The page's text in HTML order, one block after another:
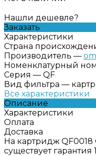
Нашли дешевле?
Заказать
Характеристики
Страна
Производитель —
Номенклатурный
Серия — QF
Вид фильтра —
Все характеристики
Описание
Характеристики
Оплата
Доставка
На картридж
существует гарантия